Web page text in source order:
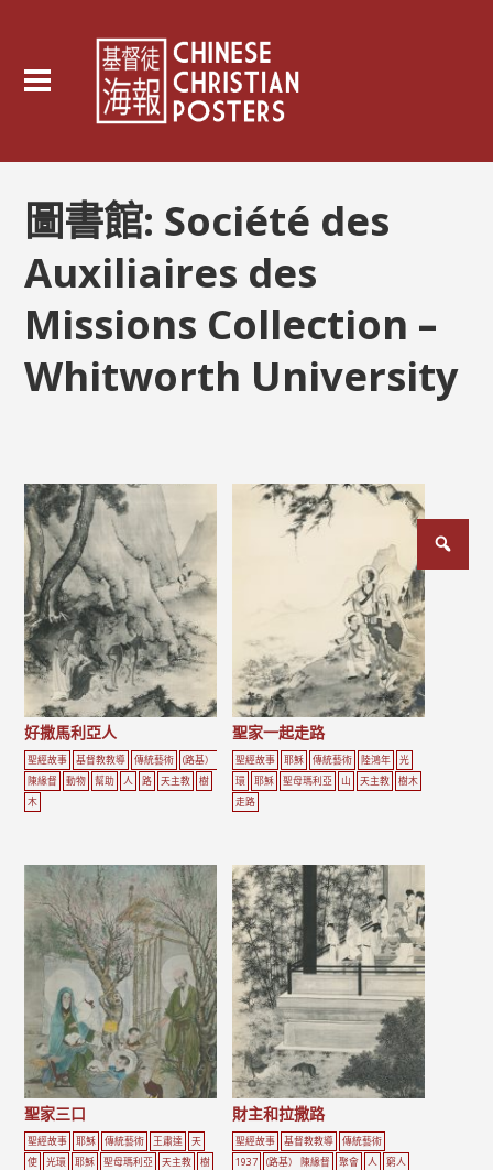
圖書館: Société des
Auxiliaires des
Missions Collection –
Whitworth University
好撒馬利亞人
聖經故事 基督教教導 傳統藝術
(路基）
陳緣督
動物 幫助 人 路 天主教
樹
木
聖家一起走路
聖經故事 耶穌 傳統藝術 陸鴻年
光
環
耶穌 聖母瑪利亞 山 天主教
樹木
走路
聖家三口
聖經故事 耶穌 傳統藝術 王肅達
天
使
光環 耶穌 聖母瑪利亞 天主教
樹
財主和拉撒路
聖經故事 基督教教導
傳統藝術
1937
(路基） 陳緣督 聚會 人
窮人
文
章
分
頁